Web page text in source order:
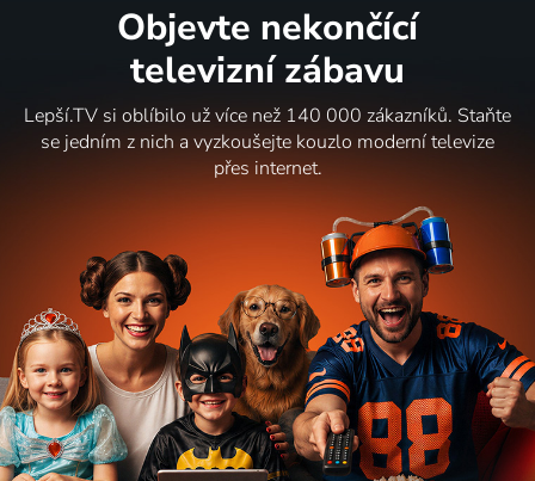
Objevte nekončící
televizní zábavu
Lepší.TV si oblíbilo už více než 140 000 zákazníků. Staňte
se jedním z nich a vyzkoušejte kouzlo moderní televize
přes internet.